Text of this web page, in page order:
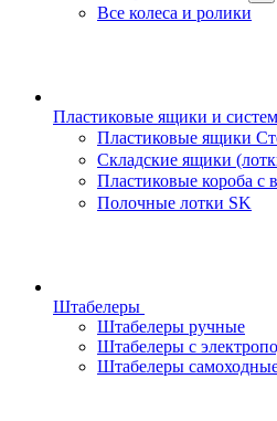
Все колеса и ролики
Пластиковые ящики и
Пластиковые ящики
Складские ящики
Пластиковые короба
Полочные лотки SK
Штабелеры
Штабелеры ручные
Штабелеры с
Штабелеры